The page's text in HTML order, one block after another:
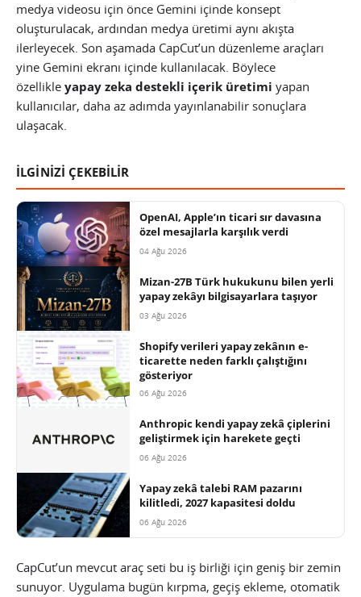
medya videosu için önce Gemini içinde konsept
oluşturulacak, ardından medya üretimi aynı akışta
ilerleyecek. Son aşamada CapCut’un düzenleme araçları
yine Gemini ekranı içinde kullanılacak. Böylece
özellikle yapay zeka destekli içerik üretimi yapan
kullanıcılar, daha az adımda yayınlanabilir sonuçlara
ulaşacak.
İLGİNİZİ ÇEKEBİLİR
OpenAI, Apple’ın ticari sır davasına
özel mesajlarla karşılık verdi
04 Ağu 2026
Mizan-27B Türk hukukunu bilen yerli
yapay zekâyı bilgisayarlara taşıyor
03 Ağu 2026
Shopify verileri yapay zekânın e-
ticarette neden farklı çalıştığını
gösteriyor
06 Ağu 2026
Anthropic kendi yapay zekâ çiplerini
geliştirmek için harekete geçti
06 Ağu 2026
Yapay zekâ talebi RAM pazarını
kilitledi, 2027 kapasitesi doldu
06 Ağu 2026
CapCut’un mevcut araç seti bu iş birliği için geniş bir zemin
sunuyor. Uygulama bugün kırpma, geçiş ekleme, otomatik